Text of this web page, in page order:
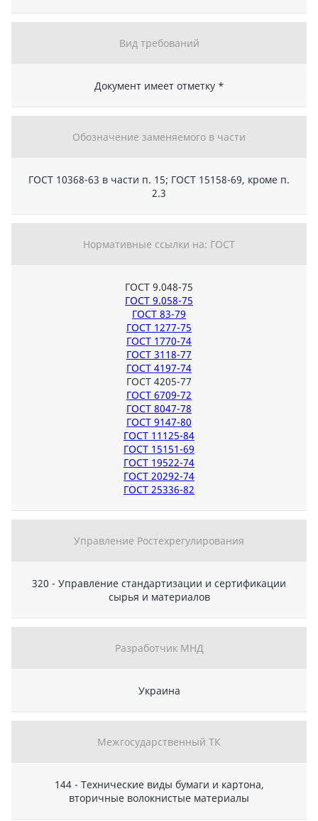
Вид требований
Документ имеет отметку *
Обозначение заменяемого в части
ГОСТ 10368-63 в части п. 15; ГОСТ 15158-69, кроме п.
2.3
Нормативные ссылки на: ГОСТ
ГОСТ 9.048-75
ГОСТ 9.058-75
ГОСТ 83-79
ГОСТ 1277-75
ГОСТ 1770-74
ГОСТ 3118-77
ГОСТ 4197-74
ГОСТ 4205-77
ГОСТ 6709-72
ГОСТ 8047-78
ГОСТ 9147-80
ГОСТ 11125-84
ГОСТ 15151-69
ГОСТ 19522-74
ГОСТ 20292-74
ГОСТ 25336-82
Управление Ростехрегулирования
320 - Управление стандартизации и сертификации
сырья и материалов
Разработчик МНД
Украина
Межгосударственный ТК
144 - Технические виды бумаги и картона,
вторичные волокнистые материалы